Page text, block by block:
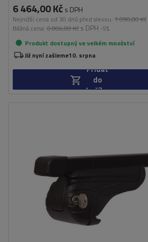
6 464,00 Kč s DPH
Nejnižší cena od 30 dnů před slevou: 1 090,00 Kč
Běžná cena: 6 804,00 Kč s DPH -5%
Produkt dostupný ve velkém množství
Již nyní zašleme10. srpna
Přidat
do
košíku